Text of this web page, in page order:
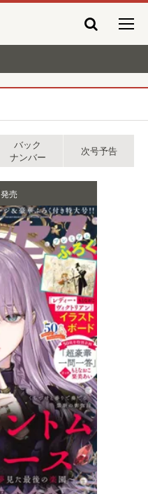
バック
ナンバー
次号予告
発売